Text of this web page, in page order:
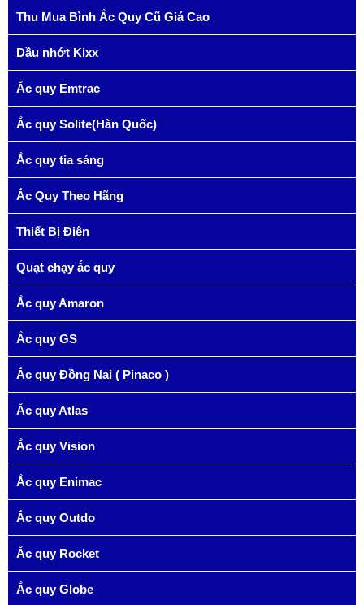
Thu Mua Bình Ắc Quy Cũ Giá Cao
Dầu nhớt Kixx
Ắc quy Emtrac
Ắc quy Solite(Hàn Quốc)
Ắc quy tia sáng
Ắc Quy Theo Hãng
Thiết Bị Điên
Quạt chạy ắc quy
Ắc quy Amaron
Ắc quy GS
Ắc quy Đồng Nai ( Pinaco )
Ắc quy Atlas
Ắc quy Vision
Ắc quy Enimac
Ắc quy Outdo
Ắc quy Rocket
Ắc quy Globe